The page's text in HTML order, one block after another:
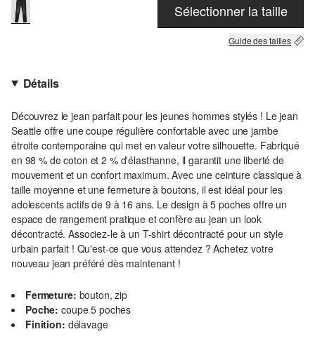
Sélectionner la taille
Guide des tailles
Détails
Découvrez le jean parfait pour les jeunes hommes stylés ! Le jean
Seattle offre une coupe régulière confortable avec une jambe
étroite contemporaine qui met en valeur votre silhouette. Fabriqué
en 98 % de coton et 2 % d'élasthanne, il garantit une liberté de
mouvement et un confort maximum. Avec une ceinture classique à
taille moyenne et une fermeture à boutons, il est idéal pour les
adolescents actifs de 9 à 16 ans. Le design à 5 poches offre un
espace de rangement pratique et confère au jean un look
décontracté. Associez-le à un T-shirt décontracté pour un style
urbain parfait ! Qu'est-ce que vous attendez ? Achetez votre
nouveau jean préféré dès maintenant !
Fermeture: bouton, zip
Poche: coupe 5 poches
Finition: délavage